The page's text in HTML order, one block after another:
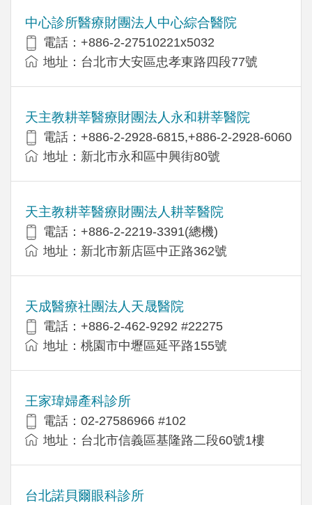
中心診所醫療財團法人中心綜合醫院
電話：+886-2-27510221x5032
地址：台北市大安區忠孝東路四段77號
天主教耕莘醫療財團法人永和耕莘醫院
電話：+886-2-2928-6815,+886-2-2928-6060
地址：新北市永和區中興街80號
天主教耕莘醫療財團法人耕莘醫院
電話：+886-2-2219-3391(總機)
地址：新北市新店區中正路362號
天成醫療社團法人天晟醫院
電話：+886-2-462-9292 #22275
地址：桃園市中壢區延平路155號
王家瑋婦產科診所
電話：02-27586966 #102
地址：台北市信義區基隆路二段60號1樓
台北諾貝爾眼科診所